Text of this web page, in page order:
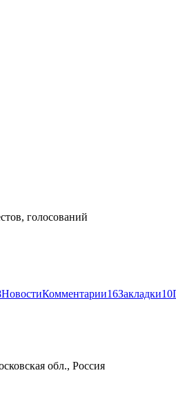
голосований
НовостиКомментарии16Закладки10
обл., Россия